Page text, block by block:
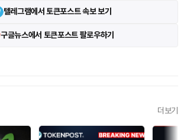
텔레그램에서 토큰포스트 속보 보기
구글뉴스에서 토큰포스트 팔로우하기
더보기